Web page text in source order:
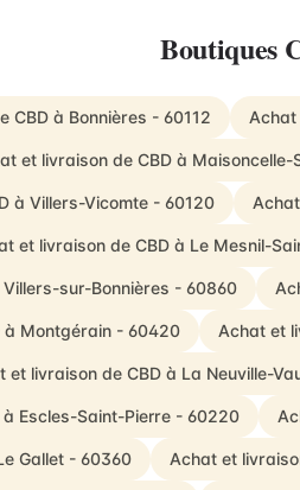
Boutiques
CBD à Bonnières - 60112 Achat
et livraison de CBD à Maisoncelle-
à Villers-Vicomte - 60120
et livraison de CBD à Le Mesnil-
sur-Bonnières - 60860
à Montgérain - 60420 Achat et
et livraison de CBD à La Neuville-
Escles-Saint-Pierre - 60220
Gallet - 60360 Achat et